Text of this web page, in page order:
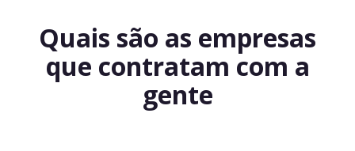
Quais são as empresas
que contratam com a
gente